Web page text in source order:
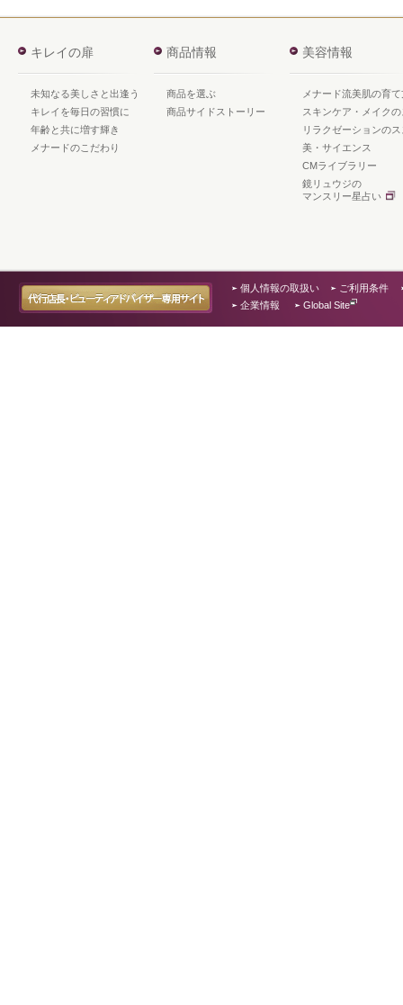
キレイの扉
未知なる美しさと出逢う
キレイを毎日の習慣に
年齢と共に増す輝き
メナードのこだわり
商品情報
商品を選ぶ
商品サイドストーリー
美容情報
メナード流美肌の育て
スキンケア・メイク
リラクゼーションの
美・サイエンス
CMライブラリー
鏡リュウジの
マンスリー星占い
個人情報の取扱い
ご利用条件
企業情報
Global Site